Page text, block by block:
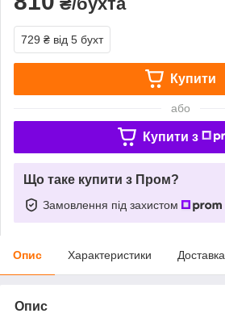
729 ₴ від 5 бухт
Купити
або
Купити з
Що таке купити з Пром?
Замовлення під захистом
Опис Характеристики Доставка
Опис